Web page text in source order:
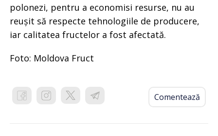
polonezi, pentru a economisi resurse, nu au
reușit să respecte tehnologiile de producere,
iar calitatea fructelor a fost afectată.
Foto: Moldova Fruct
Comentează